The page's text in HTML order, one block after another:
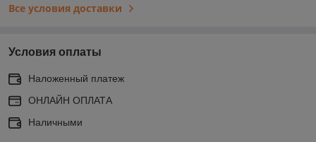
Все условия доставки
Условия оплаты
Наложенный платеж
ОНЛАЙН ОПЛАТА
Наличными